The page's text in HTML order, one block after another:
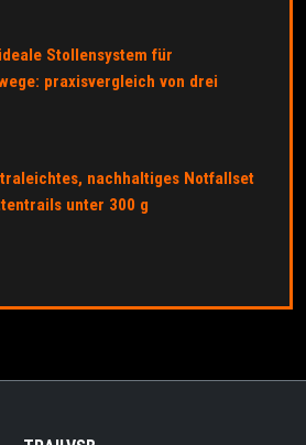
Stollensystem für
praxisvergleich von drei
nachhaltiges Notfallset
unter 300 g